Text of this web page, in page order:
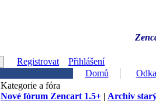
Registrovat
Přihlášení
Domů
Kategorie a fóra
Nové fórum Zencart 1.5+ | Archiv